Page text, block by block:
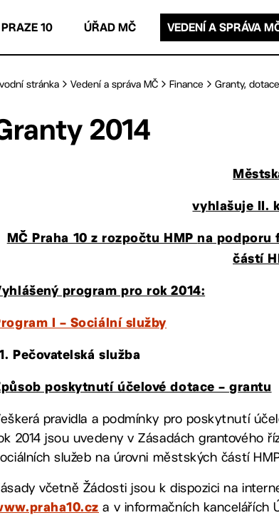
10 ÚŘAD MČ VEDENÍ A SPRÁVA
stránka Vedení a správa MČ Finance Granty,
2014
vyhlašuje II.
MČ Praha 10 z rozpočtu HMPna podporu
částí
program pro rok 2014:
I – Sociální služby
Pečovatelská služba
poskytnutí účelové dotace – grantu
pravidla a podmínky pro poskytnutí
2014 jsou uvedeny v Zásadách grantového
služeb na úrovni městských částí
včetně Žádosti jsou k dispozici na
a v informačních kancelářích